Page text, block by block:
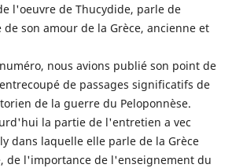
l'oeuvre de Thucydide, parle de
son amour de la Grèce, ancienne et
nous avions publié son point de
de passages significatifs de
de la guerre du Peloponnèse.
la partie de l'entretien a vec
dans laquelle elle parle de la Grèce
de l'importance de l'enseignement du